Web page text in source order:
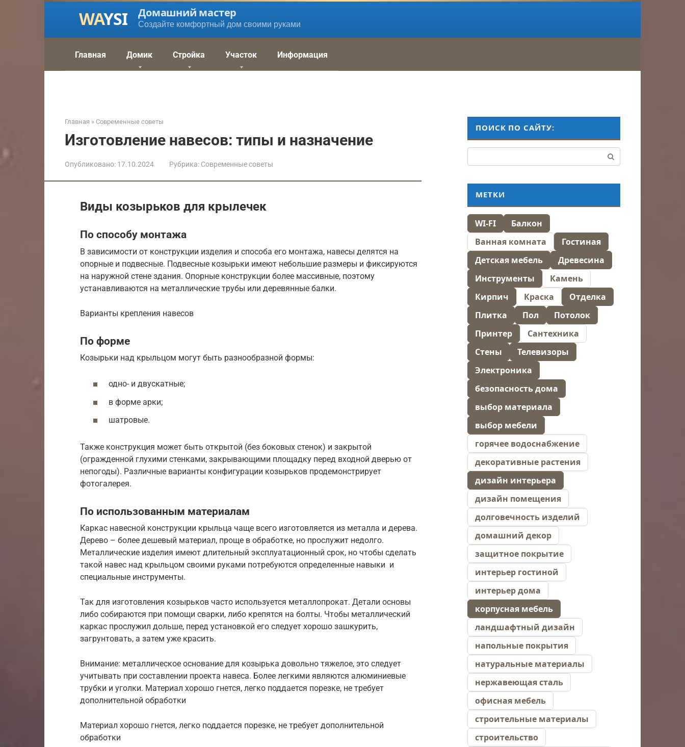
Домашний мастер
Создайте комфортный дом своими руками
Главная Домик Стройка Участок Информация
Главная » Современные советы
Изготовление навесов: типы и назначение
Опубликовано: 17.10.2024 Рубрика: Современные советы
Виды козырьков для крылечек
По способу монтажа
В зависимости от конструкции изделия и способа его монтажа, навесы делятся на
опорные и подвесные. Подвесные козырьки имеют небольшие размеры и фиксируются
на наружной стене здания. Опорные конструкции более массивные, поэтому
устанавливаются на металлические трубы или деревянные балки.
Варианты крепления навесов
По форме
Козырьки над крыльцом могут быть разнообразной формы:
одно- и двускатные;
в форме арки;
шатровые.
Также конструкция может быть открытой (без боковых стенок) и закрытой
(огражденной глухими стенками, закрывающими площадку перед входной дверью от
непогоды). Различные варианты конфигурации козырьков продемонстрирует
фотогалерея.
По использованным материалам
Каркас навесной конструкции крыльца чаще всего изготовляется из металла и дерева.
Дерево – более дешевый материал, проще в обработке, но прослужит недолго.
Металлические изделия имеют длительный эксплуатационный срок, но чтобы сделать
такой навес над крыльцом своими руками потребуются определенные навыки и
специальные инструменты.
Так для изготовления козырьков часто используется металлопрокат. Детали основы
либо собираются при помощи сварки, либо крепятся на болты. Чтобы металлический
каркас прослужил дольше, перед установкой его следует хорошо зашкурить,
загрунтовать, а затем уже красить.
Внимание: металлическое основание для козырька довольно тяжелое, это следует
учитывать при составлении проекта навеса. Более легкими являются алюминиевые
трубки и уголки. Материал хорошо гнется, легко поддается порезке, не требует
дополнительной обработки
Материал хорошо гнется, легко поддается порезке, не требует дополнительной
обработки
ПОИСК ПО САЙТУ:
МЕТКИ
WI-FI
Балкон
Ванная комната
Гостиная
Детская мебель
Древесина
Инструменты
Камень
Кирпич
Краска
Отделка
Плитка
Пол
Потолок
Принтер
Сантехника
Стены
Телевизоры
Электроника
безопасность дома
выбор материала
выбор мебели
горячее водоснабжение
декоративные растения
дизайн интерьера
дизайн помещения
долговечность изделий
домашний декор
защитное покрытие
интерьер гостиной
интерьер дома
корпусная мебель
ландшафтный дизайн
напольные покрытия
натуральные материалы
нержавеющая сталь
офисная мебель
строительные материалы
строительство